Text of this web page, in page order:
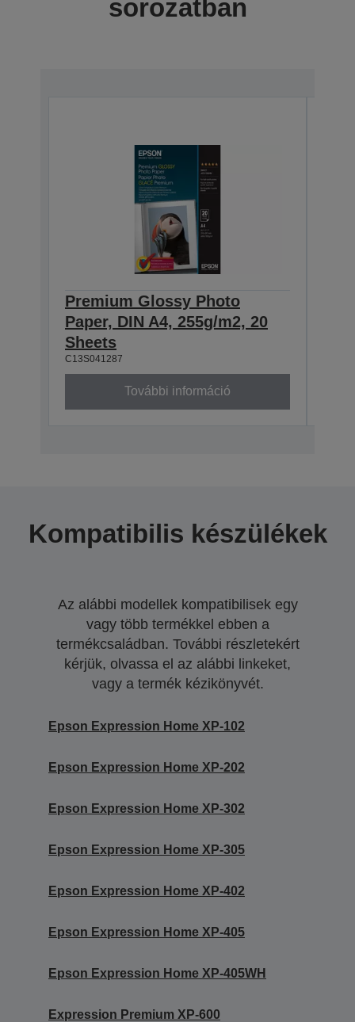
sorozatban
Premium Glossy Photo
Paper, DIN A4, 255g/m2, 20
Sheets
C13S041287
További információ
Kompatibilis készülékek
Az alábbi modellek kompatibilisek egy
vagy több termékkel ebben a
termékcsaládban. További részletekért
kérjük, olvassa el az alábbi linkeket,
vagy a termék kézikönyvét.
Epson Expression Home XP-102
Epson Expression Home XP-202
Epson Expression Home XP-302
Epson Expression Home XP-305
Epson Expression Home XP-402
Epson Expression Home XP-405
Epson Expression Home XP-405WH
Expression Premium XP-600